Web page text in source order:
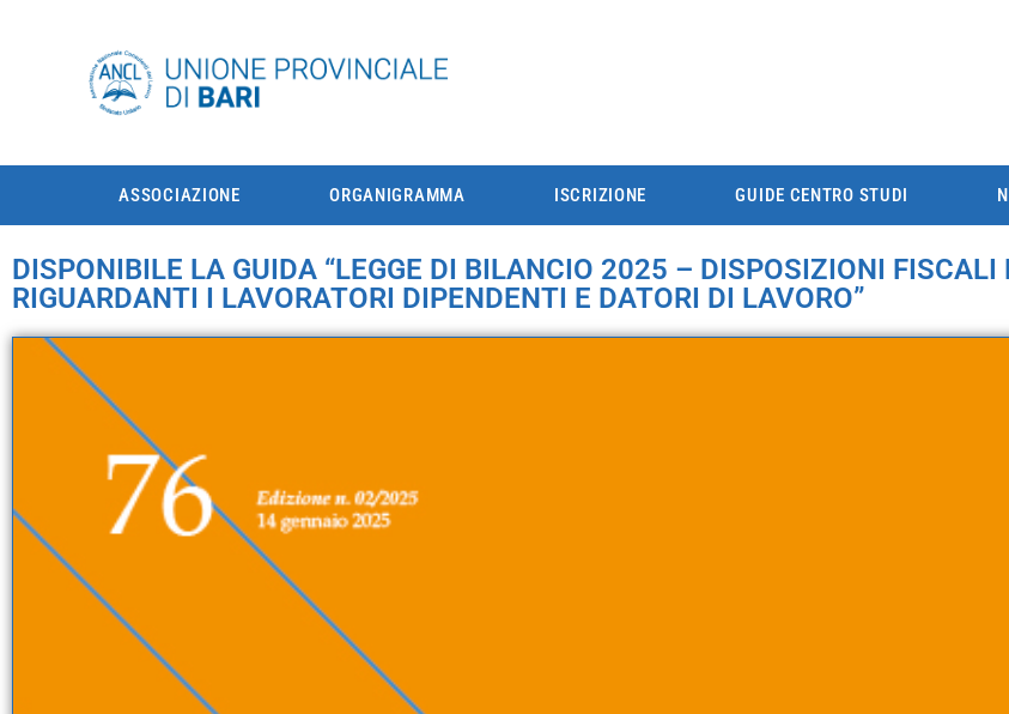
ASSOCIAZIONE ORGANIGRAMMA ISCRIZIONE GUIDE CENTRO STUDI
DISPONIBILE LA GUIDA “LEGGE DI BILANCIO 2025 – DISPOSIZIONI
RIGUARDANTI I LAVORATORI DIPENDENTI E DATORI DI LAVORO”